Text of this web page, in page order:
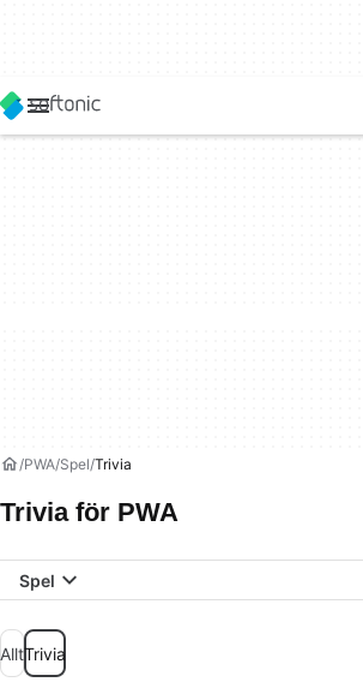
PWA Spel Trivia
Trivia för PWA
Spel
AlltTrivia